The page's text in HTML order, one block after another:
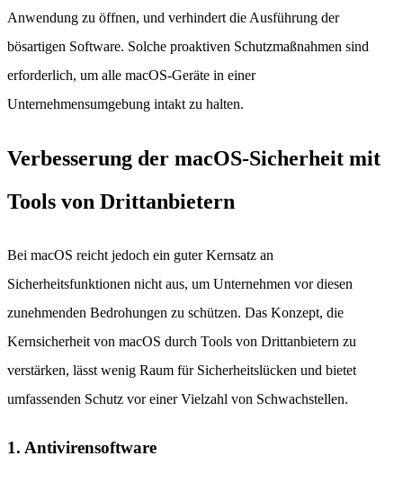
Anwendung zu öffnen, und verhindert die Ausführung der
bösartigen Software. Solche proaktiven Schutzmaßnahmen sind
erforderlich, um alle macOS-Geräte in einer
Unternehmensumgebung intakt zu halten.
Verbesserung der macOS-Sicherheit mit
Tools von Drittanbietern
Bei macOS reicht jedoch ein guter Kernsatz an
Sicherheitsfunktionen nicht aus, um Unternehmen vor diesen
zunehmenden Bedrohungen zu schützen. Das Konzept, die
Kernsicherheit von macOS durch Tools von Drittanbietern zu
verstärken, lässt wenig Raum für Sicherheitslücken und bietet
umfassenden Schutz vor einer Vielzahl von Schwachstellen.
1. Antivirensoftware